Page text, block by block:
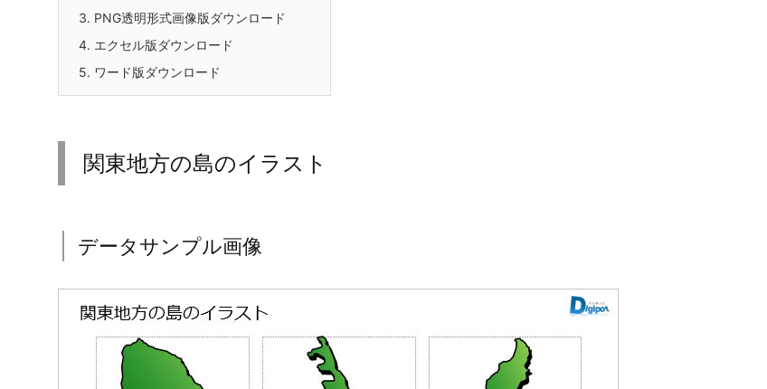
3. PNG透明形式画像版ダウンロード
4. エクセル版ダウンロード
5. ワード版ダウンロード
関東地方の島のイラスト
データサンプル画像